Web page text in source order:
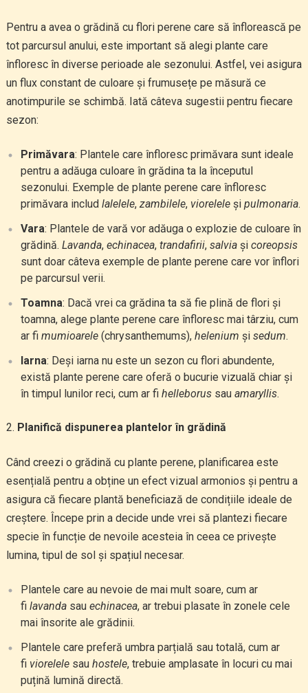
Pentru a avea o grădină cu flori perene care să înflorească pe
tot parcursul anului, este important să alegi plante care
înfloresc în diverse perioade ale sezonului. Astfel, vei asigura
un flux constant de culoare și frumusețe pe măsură ce
anotimpurile se schimbă. Iată câteva sugestii pentru fiecare
sezon:
Primăvara: Plantele care înfloresc primăvara sunt ideale
pentru a adăuga culoare în grădina ta la începutul
sezonului. Exemple de plante perene care înfloresc
primăvara includ lalelele, zambilele, vioreleleși pulmonaria.
Vara: Plantele de vară vor adăuga o explozie de culoare în
grădină. Lavanda, echinacea, trandafirii, salviași coreopsis
sunt doar câteva exemple de plante perene care vor înflori
pe parcursul verii.
Toamna: Dacă vrei ca grădina ta să fie plină de flori și
toamna, alege plante perene care înfloresc mai târziu, cum
ar fi mumioarele(chrysanthemums), helenium și sedum.
Iarna: Deși iarna nu este un sezon cu flori abundente,
există plante perene care oferă o bucurie vizuală chiar și
în timpul lunilor reci, cum ar fi helleborussau amaryllis.
Planifică dispunerea plantelor în grădină
Când creezi o grădină cu plante perene, planificarea este
esențială pentru a obține un efect vizual armonios și pentru a
asigura că fiecare plantă beneficiază de condițiile ideale de
creștere. Începe prin a decide unde vrei să plantezi fiecare
specie în funcție de nevoile acesteia în ceea ce privește
lumina, tipul de sol și spațiul necesar.
Plantele care au nevoie de mai mult soare, cum ar
fi lavandasau echinacea, ar trebui plasate în zonele cele
mai însorite ale grădinii.
Plantele care preferă umbra parțială sau totală, cum ar
fi viorelelesau hostele, trebuie amplasate în locuri cu mai
puțină lumină directă.